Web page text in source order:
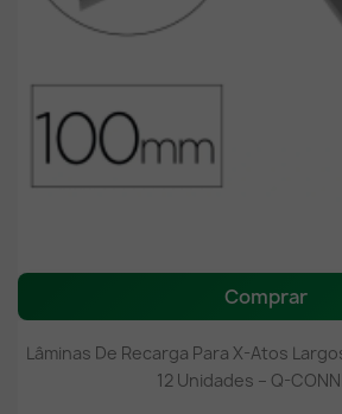
Comprar
Lâminas De Recarga Para X-Atos
12 Unidades – Q-